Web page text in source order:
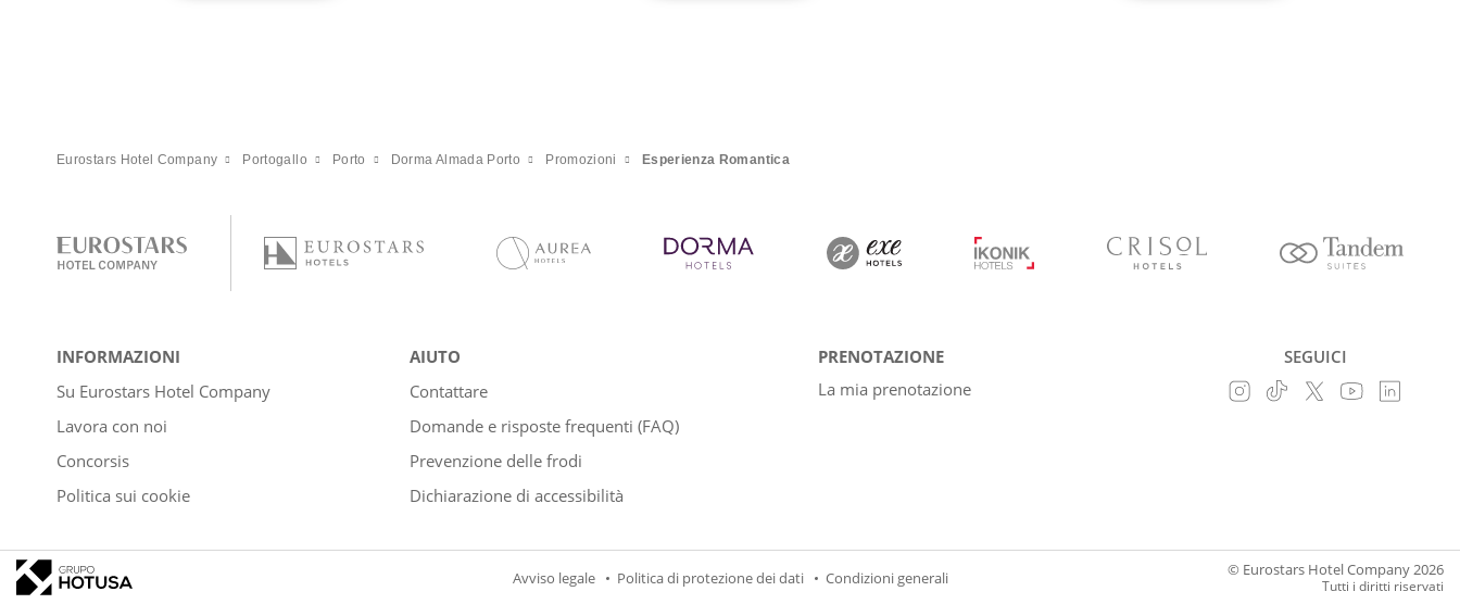
Eurostars Hotel Company Portogallo Porto Dorma Almada Porto Promozioni Esperienza Romantica
INFORMAZIONI
Su Eurostars Hotel Company
Lavora con noi
Concorsis
Politica sui cookie
AIUTO
Contattare
Domande e risposte frequenti (FAQ)
Prevenzione delle frodi
Dichiarazione di accessibilità
PRENOTAZIONE
La mia prenotazione
SEGUICI
Avviso legale Politica di protezione dei dati Condizioni generali © Eurostars Hotel Company 2026
Tutti i diritti riservati